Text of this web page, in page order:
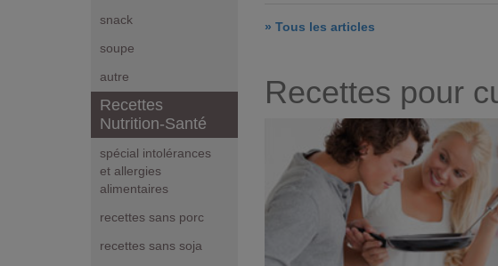
snack
soupe
autre
Recettes
Nutrition-Santé
spécial intolérances
et allergies
alimentaires
recettes sans porc
recettes sans soja
» Tous les articles
Recettes pour